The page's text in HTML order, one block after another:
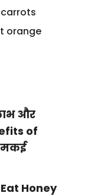
orange
और
of
मकई
Honey